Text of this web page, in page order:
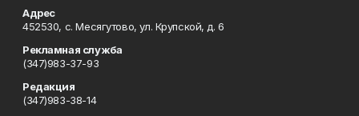
Адрес
452530, с. Месягутово, ул. Крупской, д. 6
Рекламная служба
(347)983-37-93
Редакция
(347)983-38-14